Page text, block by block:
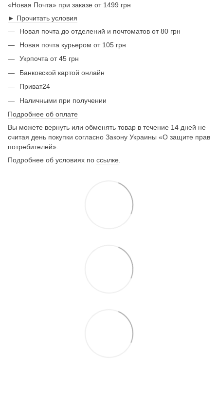
«Новая Почта» при заказе от 1499 грн
► Прочитать условия
Новая почта до отделений и почтоматов от 80 грн
Новая почта курьером от 105 грн
Укрпочта от 45 грн
Банковской картой онлайн
Приват24
Наличными при получении
Подробнее об оплате
Вы можете вернуть или обменять товар в течение 14 дней не
считая день покупки согласно Закону Украины «О защите прав
потребителей».
Подробнее об условиях по ссылке